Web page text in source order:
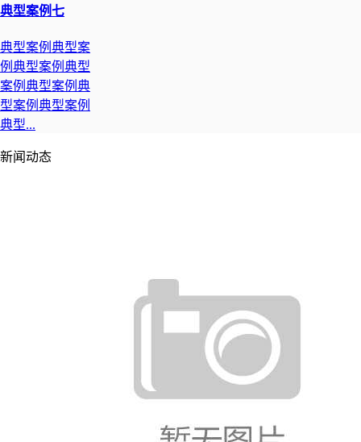
典型案例七
典型案例典型案
例典型案例典型
案例典型案例典
型案例典型案例
典型...
新闻动态